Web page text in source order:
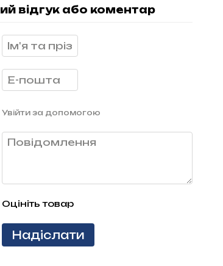
відгук або коментар
Увійти за допомогою
Оцініть товар
Надіслати